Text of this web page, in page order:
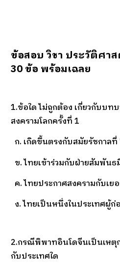
ข้อสอบ วิชา ประวัติศา
30 ข้อ พร้อมเฉลย
1.ข้อใด ไม่ถูกต้อง เกี่ยวกับบท
สงครามโลกครั้งที่ 1
ก. เกิดขึ้นตรงกับสมัยรัชกาลที่
ข. ไทยเข้าร่วมกับฝ่ายสัมพันธ
ค. ไทยประกาศสงครามกับเย
ง. ไทยเป็นหนึ่งในประเทศผู้
2.กรณีพิพาทอินโดจีนเป็นเหตุ
กับประเทศใด